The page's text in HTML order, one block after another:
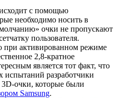
с помощью
необходимо носить в
очки не пропускают
пользователя.
при активированном режиме
2,8-кратное
является тот факт, что
испытаний разработчики
очки, которые были
Samsung.